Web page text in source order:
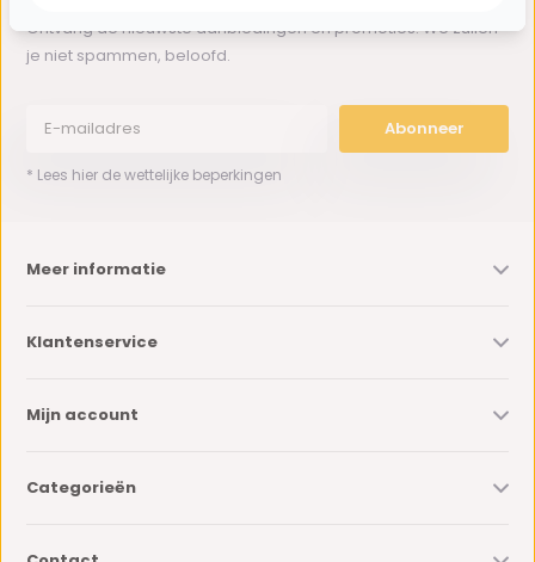
Ontvang de nieuwste aanbiedingen en promoties. We zullen
je niet spammen, beloofd.
Abonneer
* Lees hier de wettelijke beperkingen
Meer informatie
Klantenservice
Mijn account
Categorieën